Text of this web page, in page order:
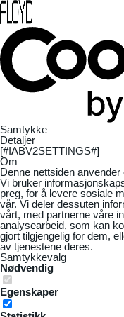
Samtykke
Detaljer
[#IABV2SETTINGS#]
Om
Denne nettsiden anvender
Vi bruker
preg, for å levere sosiale
vår. Vi deler dessuten
vårt, med partnerne våre
analysearbeid, som kan
gjort tilgjengelig for dem,
av tjenestene deres.
Samtykkevalg
Nødvendig
Egenskaper